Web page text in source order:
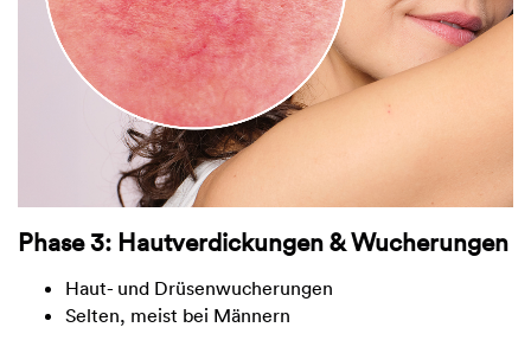
Phase 3: Hautverdickungen & Wucherungen
Haut- und Drüsenwucherungen
Selten, meist bei Männern